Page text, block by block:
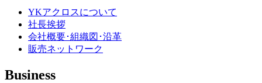
YKアクロスについて
社長挨拶
会社概要･組織図･沿革
販売ネットワーク
Business